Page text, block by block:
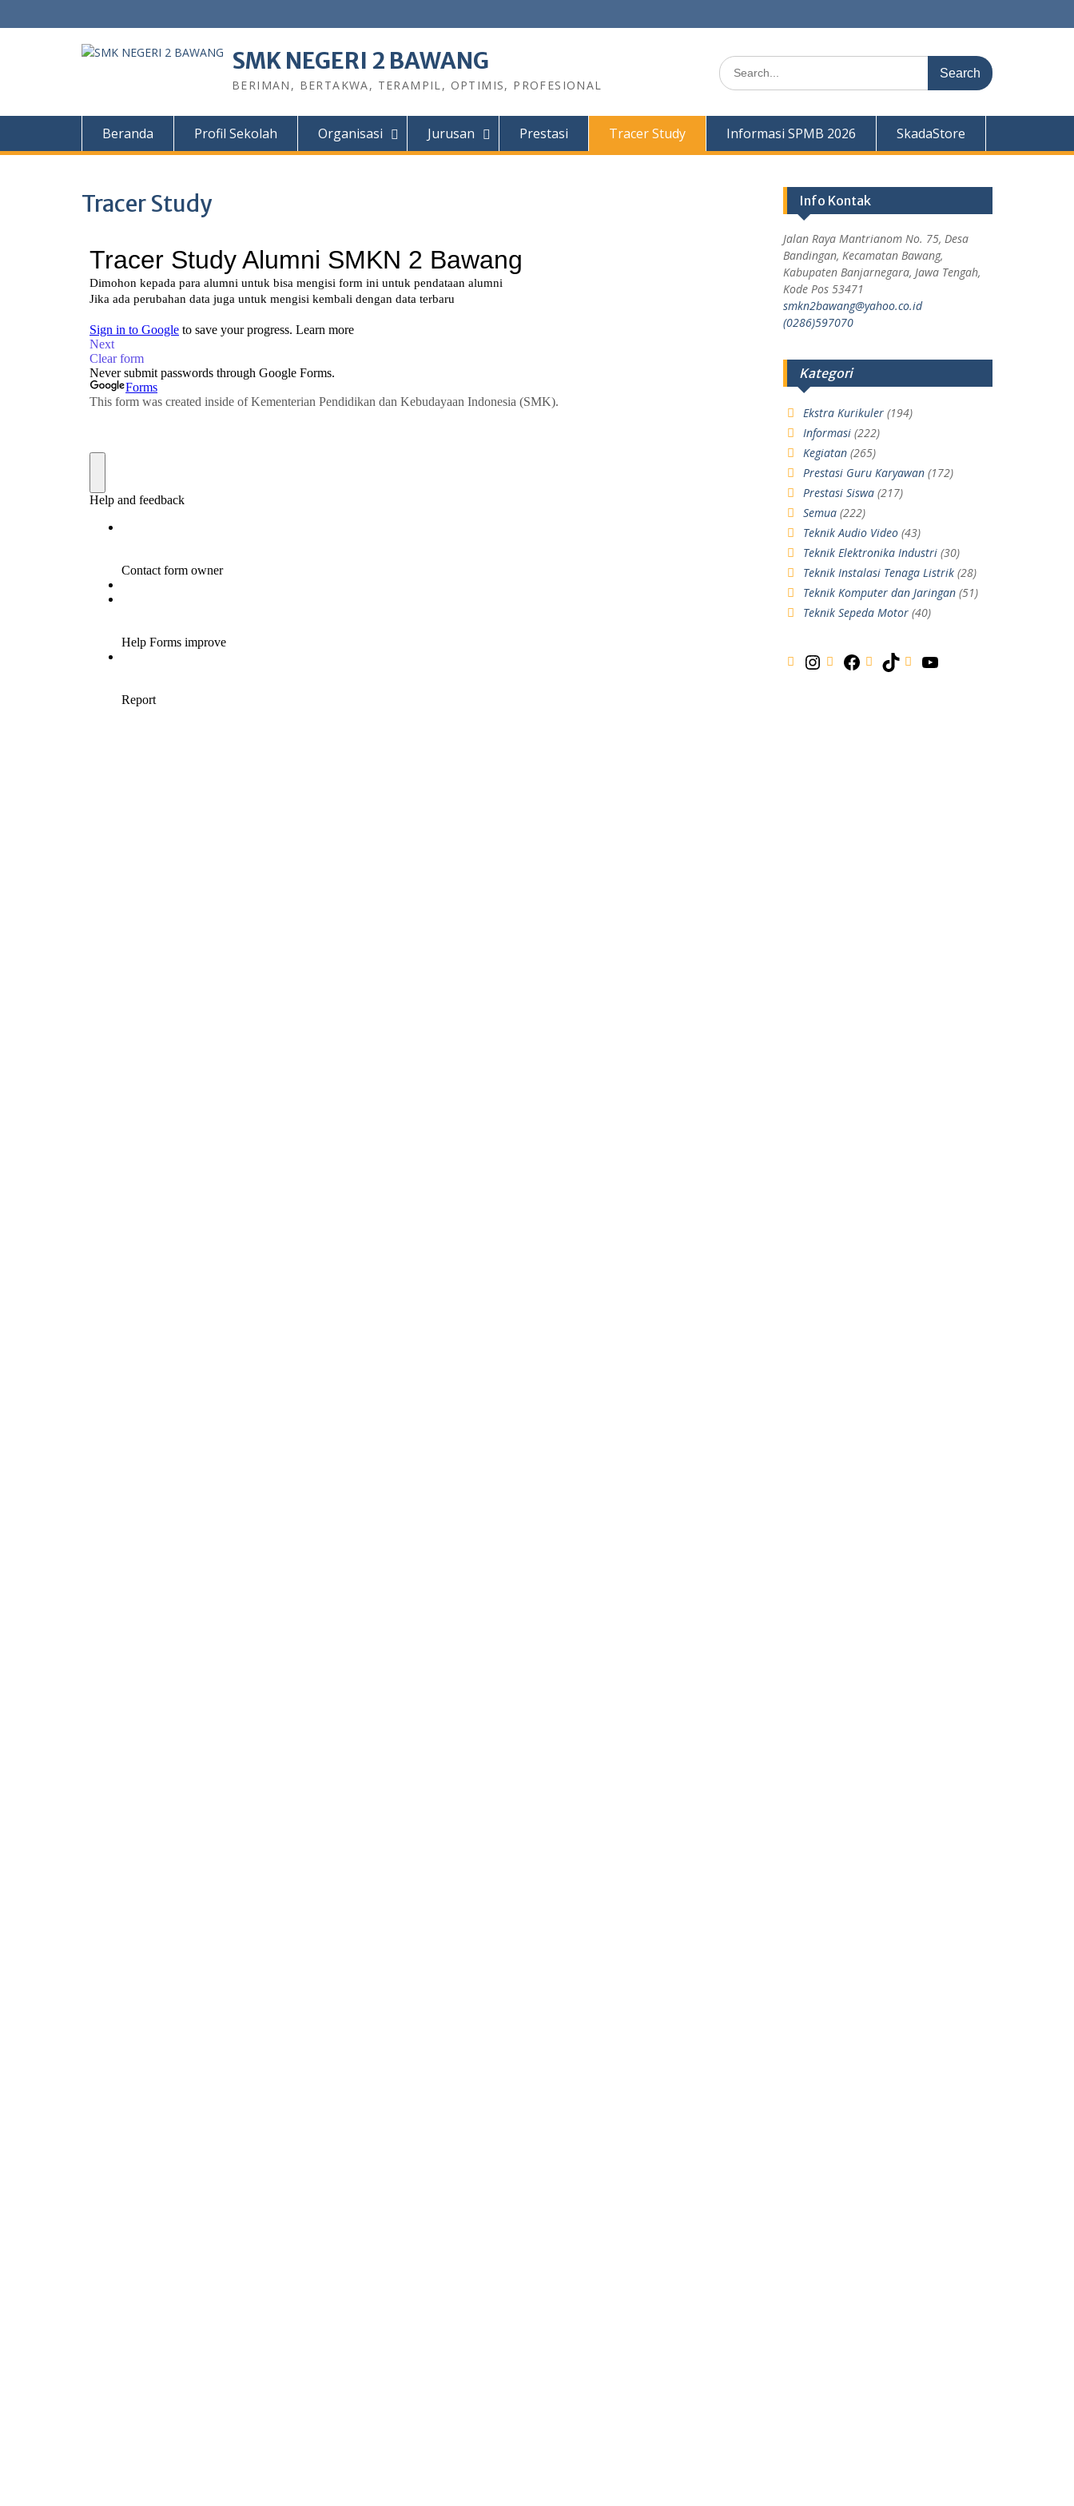
SMK NEGERI 2 BAWANG
BERIMAN, BERTAKWA, TERAMPIL, OPTIMIS, PROFESIONAL
Beranda Profil Sekolah Organisasi Jurusan Prestasi Tracer Study Informasi SPMB 2026 SkadaStore
Tracer Study Info Kontak
Jalan Raya Mantrianom No. 75, Desa
Bandingan, Kecamatan Bawang,
Kabupaten Banjarnegara, Jawa Tengah,
Kode Pos 53471
smkn2bawang@yahoo.co.id
(0286)597070
Kategori
Ekstra Kurikuler(194)
Informasi(222)
Kegiatan(265)
Prestasi Guru Karyawan(172)
Prestasi Siswa(217)
Semua(222)
Teknik Audio Video(43)
Teknik Elektronika Industri(30)
Teknik Instalasi Tenaga Listrik(28)
Teknik Komputer dan Jaringan(51)
Teknik Sepeda Motor(40)